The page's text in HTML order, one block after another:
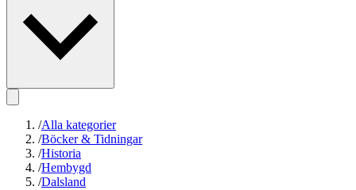
/Alla kategorier
/Böcker & Tidningar
/Historia
/Hembygd
/Dalsland